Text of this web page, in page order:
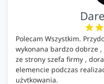
Polecam Wszystkim.
wykonana bardzo dobrze
ze strony szefa firmy ,
elemencie podczas
użytkowania.